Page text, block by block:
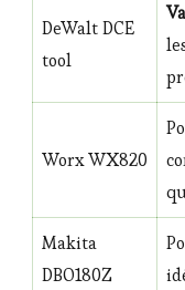
DeWalt DCE
tool
Worx WX820
Makita
DBO180Z